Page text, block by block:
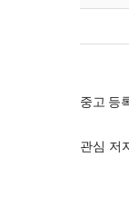
중고 등
관심 저